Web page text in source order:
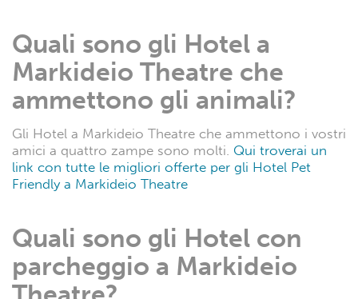
Quali sono gli Hotel a
Markideio Theatre che
ammettono gli animali?
Gli Hotel a Markideio Theatre che ammettono i vostri
amici a quattro zampe sono molti. Qui troverai un
link con tutte le migliori offerte per gli Hotel Pet
Friendly a Markideio Theatre
Quali sono gli Hotel con
parcheggio a Markideio